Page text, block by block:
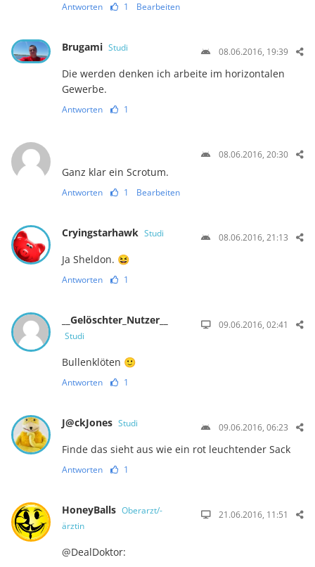
Antworten 1 Bearbeiten
Brugami Studi 08.06.2016, 19:39
Die werden denken ich arbeite im horizontalen
Gewerbe.
Antworten 1
08.06.2016, 20:30
Ganz klar ein Scrotum.
Antworten 1 Bearbeiten
Cryingstarhawk Studi 08.06.2016, 21:13
Ja Sheldon. 😆
Antworten 1
__Gelöschter_Nutzer__
Studi
09.06.2016, 02:41
Bullenklöten 🙂
Antworten 1
J@ckJones Studi 09.06.2016, 06:23
Finde das sieht aus wie ein rot leuchtender Sack
Antworten 1
HoneyBalls Oberarzt/-
ärztin
21.06.2016, 11:51
@DealDoktor: